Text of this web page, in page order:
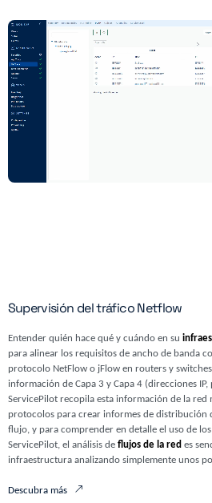
Supervisión del tráfico Netflow
Entender quién hace qué y cuándo en su
para alinear los requisitos de ancho de banda
protocolo NetFlow o jFlow en routers y
información de Capa 3 y Capa 4 (direcciones IP,
ServicePilot recopila esta información de la red
protocolos para crear informes de distribución
flujo, y para comprender en detalle el uso de
ServicePilot, el análisis de flujos de la red es
infraestructura analizando simplemente unos
Descubra más